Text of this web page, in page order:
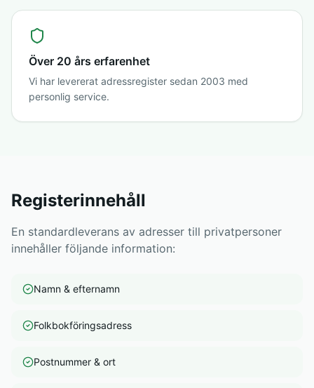
Över 20 års erfarenhet
Vi har levererat adressregister sedan 2003 med
personlig service.
Registerinnehåll
En standardleverans av adresser till privatpersoner
innehåller följande information:
Namn & efternamn
Folkbokföringsadress
Postnummer & ort